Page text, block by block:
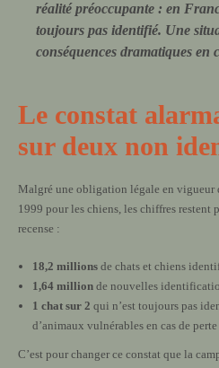
réalité préoccupante : en
toujours pas identifié. Une
conséquences dramatiques en
Le constat
sur deux non
Malgré une obligation légale en vigueur
1999 pour les chiens, les chiffres restent
recense :
18,2 millionsde chats et chiens
1,64 millionde nouvelles
1 chat sur 2 qui n’est toujours pas
d’animaux vulnérables en cas de perte
C’est pour changer ce constat que la